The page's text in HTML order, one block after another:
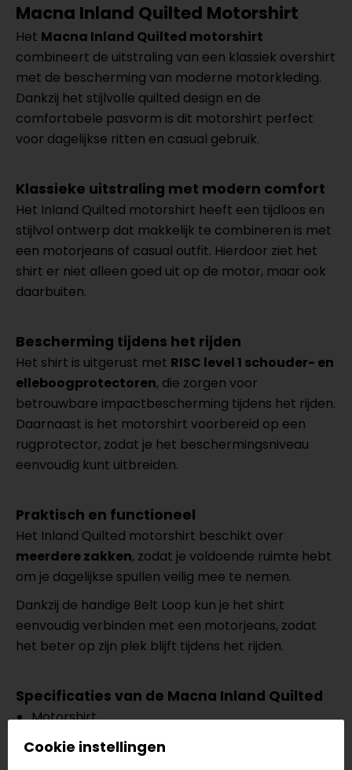
Macna Inland Quilted Motorshirt
Het Macna Inland Quilted motorshirt
combineert de uitstraling van een klassiek overshirt
met de bescherming van moderne motorkleding.
Dankzij het stijlvolle quilted design en de
comfortabele pasvorm is dit motorshirt perfect
voor dagelijkse ritten en casual gebruik.
Klassieke uitstraling met modern comfort
Het Inland Quilted motorshirt heeft een tijdloos en
stijlvol ontwerp dat makkelijk te combineren is met
een motorjeans of casual outfit. Hierdoor ziet het
shirt er niet alleen goed uit op de motor, maar ook
daarbuiten.
Bescherming tijdens het rijden
Het shirt is uitgerust met RISC level 1 schouder- en
elleboogprotectoren, die zorgen voor
betrouwbare impactbescherming tijdens het rijden.
Daarnaast is het motorshirt voorbereid op een
rugprotector, zodat je het beschermingsniveau
eenvoudig kunt uitbreiden.
Praktisch en functioneel
Het Inland Quilted motorshirt beschikt over
meerdere zakken, zodat je voldoende ruimte hebt
om je dagelijkse spullen veilig mee te nemen.
Dankzij de handige Belt Loop kun je het shirt
eenvoudig verbinden met een motorjeans, zodat
het beter op zijn plek blijft tijdens het rijden.
Specificaties van de Macna Inland Quilted
Motorshirt
Klassiek
RISC level 1 schouder- en elleboogprotectoren
Cookie instellingen